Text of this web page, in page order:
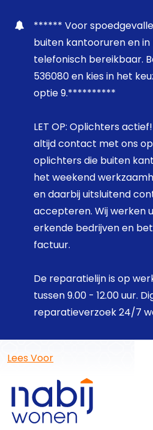
****** Voor
buiten kantooruren en in
telefonisch bereikbaar.
536080 en kies in het
optie 9.**********
LET OP: Oplichters
altijd contact met ons
oplichters die buiten
het weekend
en daarbij uitsluitend
accepteren. Wij werken
erkende bedrijven en
factuur.
De reparatielijn is op
tussen 9.00 - 12.00 uur.
reparatieverzoek 24/7
Lees Voor